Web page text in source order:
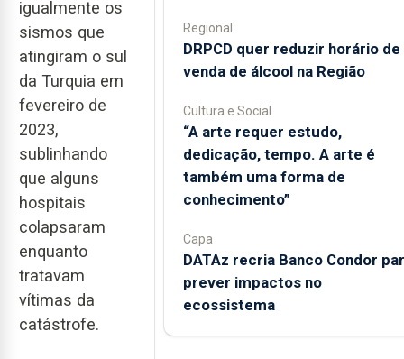
igualmente os
sismos que
atingiram o sul
da Turquia em
fevereiro de
2023,
sublinhando
que alguns
hospitais
colapsaram
enquanto
tratavam
vítimas da
catástrofe.
Regional
DRPCD quer reduzir horário de
venda de álcool na Região
Cultura e Social
“A arte requer estudo,
dedicação, tempo. A arte é
também uma forma de
conhecimento”
Capa
DATAz recria Banco Condor
prever impactos no
ecossistema